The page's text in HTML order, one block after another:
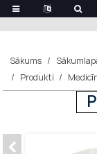
Sākums
Produkti